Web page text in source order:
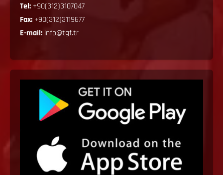
Tel: +90(312)3107047
Fax: +90(312)3119677
E-mail: info@tgf.tr